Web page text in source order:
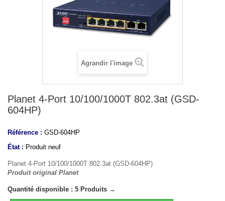
Agrandir l'image
Planet 4-Port 10/100/1000T 802.3at (GSD-
604HP)
Référence : GSD-604HP
État : Produit neuf
Planet 4-Port 10/100/1000T 802.3at (GSD-604HP)
Produit original Planet
Quantité disponible : 5 Produits →